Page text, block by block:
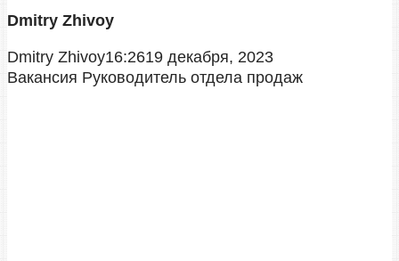
Dmitry Zhivoy
Dmitry Zhivoy16:2619 декабря, 2023
Вакансия Руководитель отдела продаж